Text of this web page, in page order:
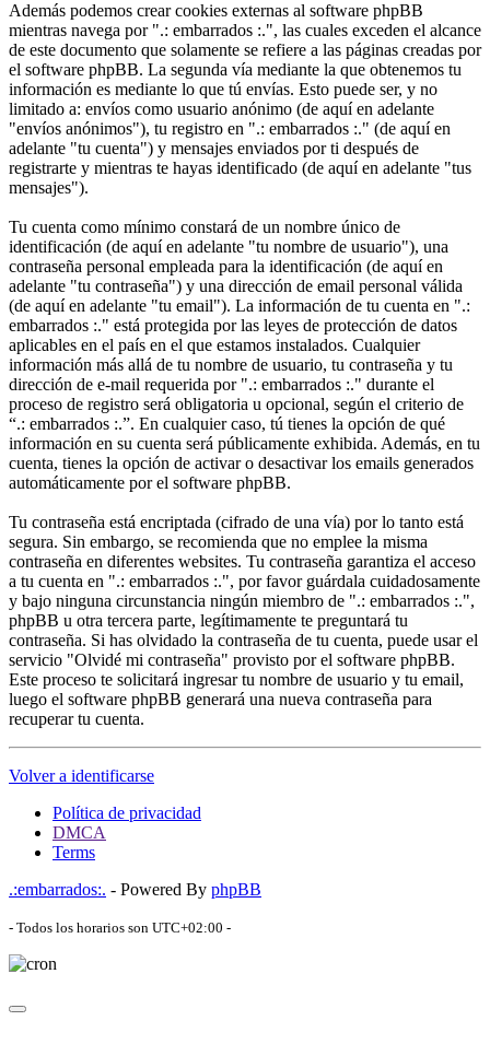
Además podemos crear cookies externas al software phpBB
mientras navega por ".: embarrados :.", las cuales exceden el alcance
de este documento que solamente se refiere a las páginas creadas por
el software phpBB. La segunda vía mediante la que obtenemos tu
información es mediante lo que tú envías. Esto puede ser, y no
limitado a: envíos como usuario anónimo (de aquí en adelante
"envíos anónimos"), tu registro en ".: embarrados :." (de aquí en
adelante "tu cuenta") y mensajes enviados por ti después de
registrarte y mientras te hayas identificado (de aquí en adelante "tus
mensajes").
Tu cuenta como mínimo constará de un nombre único de
identificación (de aquí en adelante "tu nombre de usuario"), una
contraseña personal empleada para la identificación (de aquí en
adelante "tu contraseña") y una dirección de email personal válida
(de aquí en adelante "tu email"). La información de tu cuenta en ".:
embarrados :." está protegida por las leyes de protección de datos
aplicables en el país en el que estamos instalados. Cualquier
información más allá de tu nombre de usuario, tu contraseña y tu
dirección de e-mail requerida por ".: embarrados :." durante el
proceso de registro será obligatoria u opcional, según el criterio de
“.: embarrados :.”. En cualquier caso, tú tienes la opción de qué
información en su cuenta será públicamente exhibida. Además, en tu
cuenta, tienes la opción de activar o desactivar los emails generados
automáticamente por el software phpBB.
Tu contraseña está encriptada (cifrado de una vía) por lo tanto está
segura. Sin embargo, se recomienda que no emplee la misma
contraseña en diferentes websites. Tu contraseña garantiza el acceso
a tu cuenta en ".: embarrados :.", por favor guárdala cuidadosamente
y bajo ninguna circunstancia ningún miembro de ".: embarrados :.",
phpBB u otra tercera parte, legítimamente te preguntará tu
contraseña. Si has olvidado la contraseña de tu cuenta, puede usar el
servicio "Olvidé mi contraseña" provisto por el software phpBB.
Este proceso te solicitará ingresar tu nombre de usuario y tu email,
luego el software phpBB generará una nueva contraseña para
recuperar tu cuenta.
Volver a identificarse
Política de privacidad
DMCA
Terms
.:embarrados:. - Powered By phpBB
- Todos los horarios son UTC+02:00 -